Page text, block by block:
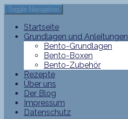
Toggle Navigation
Startseite
Grundlagen und Anleitungen
Bento-Grundlagen
Bento-Boxen
Bento-Zubehör
Rezepte
Über uns
Der Blog
Impressum
Datenschutz